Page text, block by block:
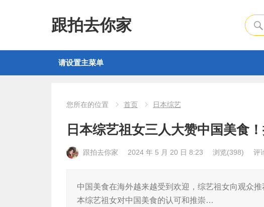
跟拍去你家
请设置主菜单
您所在的位置 首页 日本综艺
日本综艺祖女三人大赞中国美食
跟拍去你家 2024 年 5 月 20 日 8:23 浏览(398) 评
中国美食在海外越来越受到欢迎，综艺祖女向观众
本综艺祖女对中国美食的认可和推崇…